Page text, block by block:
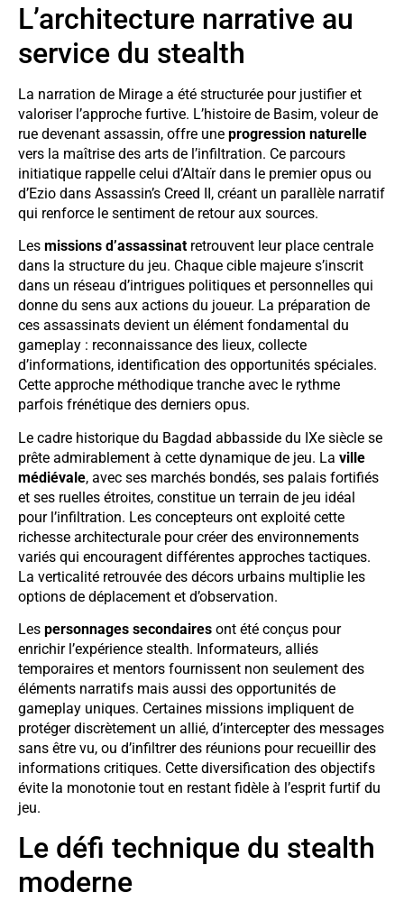
L’architecture narrative au
service du stealth
La narration de Mirage a été structurée pour justifier et
valoriser l’approche furtive. L’histoire de Basim, voleur de
rue devenant assassin, offre une progression naturelle
vers la maîtrise des arts de l’infiltration. Ce parcours
initiatique rappelle celui d’Altaïr dans le premier opus ou
d’Ezio dans Assassin’s Creed II, créant un parallèle narratif
qui renforce le sentiment de retour aux sources.
Les missions d’assassinat retrouvent leur place centrale
dans la structure du jeu. Chaque cible majeure s’inscrit
dans un réseau d’intrigues politiques et personnelles qui
donne du sens aux actions du joueur. La préparation de
ces assassinats devient un élément fondamental du
gameplay : reconnaissance des lieux, collecte
d’informations, identification des opportunités spéciales.
Cette approche méthodique tranche avec le rythme
parfois frénétique des derniers opus.
Le cadre historique du Bagdad abbasside du IXe siècle se
prête admirablement à cette dynamique de jeu. La ville
médiévale, avec ses marchés bondés, ses palais fortifiés
et ses ruelles étroites, constitue un terrain de jeu idéal
pour l’infiltration. Les concepteurs ont exploité cette
richesse architecturale pour créer des environnements
variés qui encouragent différentes approches tactiques.
La verticalité retrouvée des décors urbains multiplie les
options de déplacement et d’observation.
Les personnages secondaires ont été conçus pour
enrichir l’expérience stealth. Informateurs, alliés
temporaires et mentors fournissent non seulement des
éléments narratifs mais aussi des opportunités de
gameplay uniques. Certaines missions impliquent de
protéger discrètement un allié, d’intercepter des messages
sans être vu, ou d’infiltrer des réunions pour recueillir des
informations critiques. Cette diversification des objectifs
évite la monotonie tout en restant fidèle à l’esprit furtif du
jeu.
Le défi technique du stealth
moderne